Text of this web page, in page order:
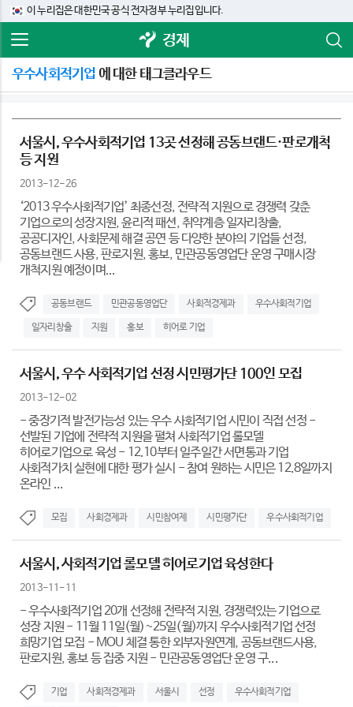
이 누리집은 대한민국 공식 전자정부 누리집입니다.
경제
우수사회적기업 에 대한 태그클라우드
서울시, 우수사회적기업 13곳 선정해 공동브랜드·판로개척
등 지원
2013-12-26
‘2013 우수사회적기업’ 최종선정, 전략적 지원으로 경쟁력 갖춘
기업으로의 성장지원, 윤리적 패션, 취약계층 일자리창출,
공공디자인, 사회문제 해결 공연 등 다양한 분야의 기업들 선정,
공동브랜드 사용, 판로지원, 홍보, 민관공동영업단 운영 구매시장
개척지원 예정이며...
공동브랜드 민관공동영업단 사회적경제과 우수사회적기업
일자리창출 지원 홍보 히어로 기업
서울시, 우수 사회적기업 선정 시민평가단 100인 모집
2013-12-02
- 중장기적 발전가능성 있는 우수 사회적기업 시민이 직접 선정 -
선발된 기업에 전략적 지원을 펼쳐 사회적기업 롤모델
히어로기업으로 육성 - 12.10부터 일주일간 서면통과 기업
사회적가치 실현에 대한 평가 실시 - 참여 원하는 시민은 12.8일까지
온라인 ...
모집 사회경제과 시민참여제 시민평가단 우수사회적기업
서울시, 사회적기업 롤모델 히어로기업 육성한다
2013-11-11
- 우수사회적기업 20개 선정해 전략적 지원, 경쟁력있는 기업으로
성장 지원 - 11월 11일(월)~25일(월)까지 우수사회적기업 선정
희망기업 모집 - MOU 체결 통한 외부자원연계, 공동브랜드사용,
판로지원, 홍보 등 집중 지원 - 민관공동영업단 운영 구...
기업 사회적경제과 서울시 선정 우수사회적기업